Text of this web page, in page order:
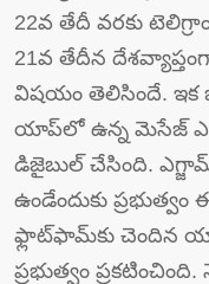
22వ తేదీ వ‌ర‌కు
21వ తేదీన
విష‌యం తెలిసిందే. ఇక
యాప్‌లో ఉన్న మెసేజ్
డిజైబుల్ చేసింది.
ఉండేందుకు
ఫ్లాట్‌ఫామ్‌కు చెందిన
ప్ర‌భుత్వం